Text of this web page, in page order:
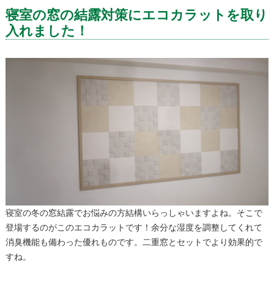
寝室の窓の結露対策にエコカラットを取り
入れました！
寝室の冬の窓結露でお悩みの方結構いらっしゃいますよね。そこで
登場するのがこのエコカラットです！余分な湿度を調整してくれて
消臭機能も備わった優れものです。二重窓とセットでより効果的で
すね。